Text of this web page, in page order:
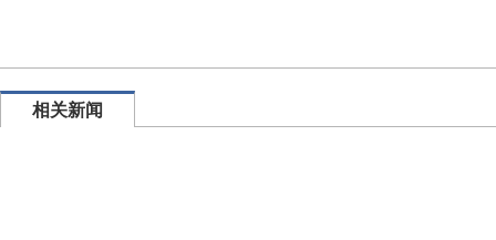
相关新闻